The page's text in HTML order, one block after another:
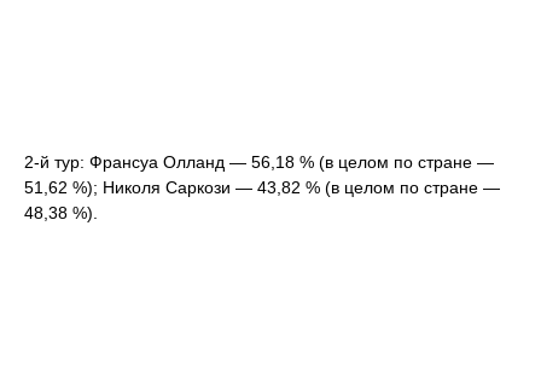
2-й тур: Франсуа Олланд — 56,18 % (в целом по стране —
51,62 %); Николя Саркози — 43,82 % (в целом по стране —
48,38 %).